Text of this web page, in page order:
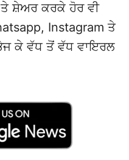
ਸ਼ੇਅਰ ਕਰਕੇ ਹੋਰ ਵੀ
Instagram ਤੇ
ਕੇ ਵੱਧ ਤੋਂ ਵੱਧ ਵਾਇਰਲ